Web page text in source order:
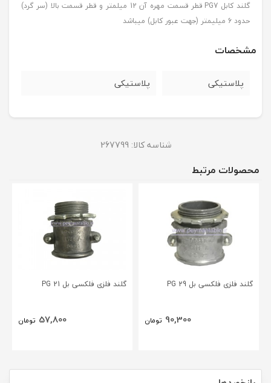
گلند کابل PG7 قطر قسمت مهره آن 12 میلمتر و قطر قسمت بالا (سر گرد)
حدود 6 میلیمتر (جهت عبور کابل) میباشد
مشخصات
پلاستیکی پلاستیکی
شناسه کالا: 267799
محصولات مرتبط
گلند فلزی فلکسی بل PG 29
90,300 تومان
گلند فلزی فلکسی بل PG 21
57,800 تومان